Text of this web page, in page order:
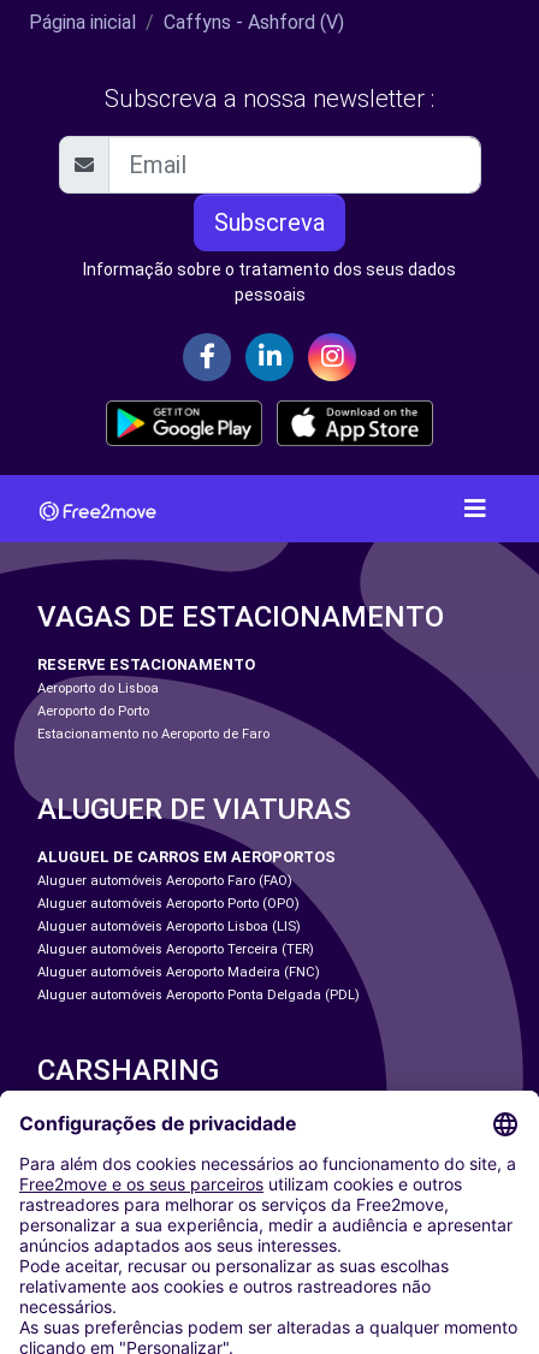
Página inicial Caffyns - Ashford (V)
Subscreva a nossa newsletter :
Subscreva
Informação sobre o tratamento dos seus dados
pessoais
VAGAS DE ESTACIONAMENTO
RESERVE ESTACIONAMENTO
Aeroporto do Lisboa
Aeroporto do Porto
Estacionamento no Aeroporto de Faro
ALUGUER DE VIATURAS
ALUGUEL DE CARROS EM AEROPORTOS
Aluguer automóveis Aeroporto Faro (FAO)
Aluguer automóveis Aeroporto Porto (OPO)
Aluguer automóveis Aeroporto Lisboa (LIS)
Aluguer automóveis Aeroporto Terceira (TER)
Aluguer automóveis Aeroporto Madeira (FNC)
Aluguer automóveis Aeroporto Ponta Delgada (PDL)
CARSHARING
NOSSAS CIDADES
Washington DC
Milan
Rome
Turin
Vienna
Berlin
Cologne
Dusseldorf
Frankfurt